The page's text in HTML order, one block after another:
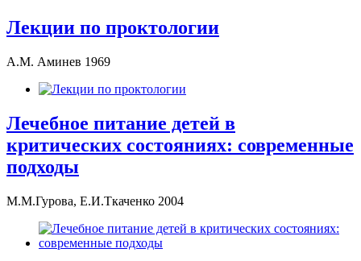
Лекции по проктологии
А.М. Аминев 1969
Лечебное питание детей в
критических состояниях: современные
подходы
М.М.Гурова, Е.И.Ткаченко 2004